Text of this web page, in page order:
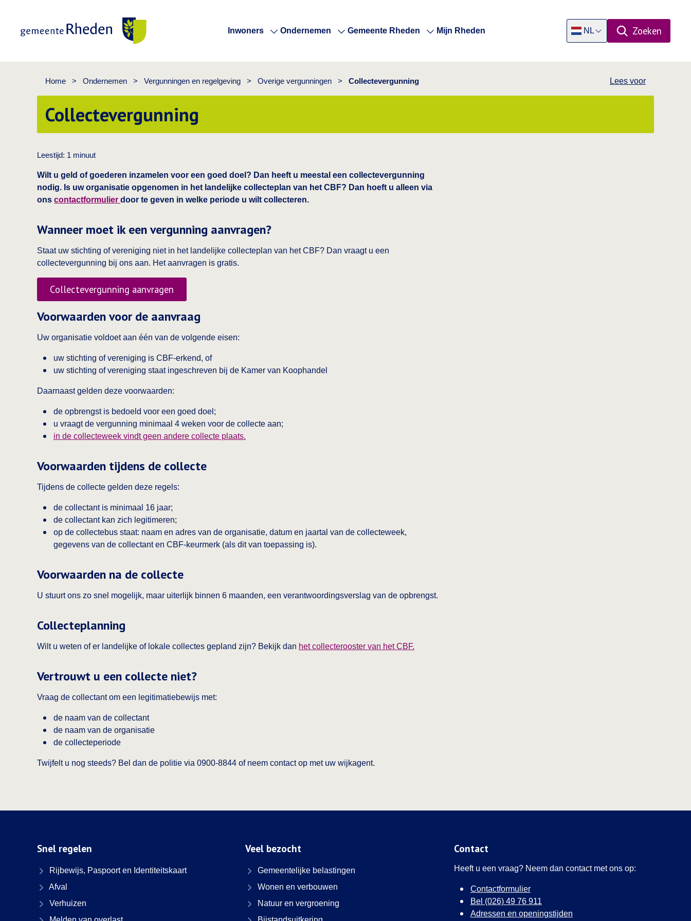
Inwoners Ondernemen Gemeente Rheden Mijn Rheden
NL
Zoeken
Open
Home > Ondernemen > Vergunningen en regelgeving > Overige vergunningen > Collectevergunning Lees voor
Collectevergunning
Leestijd: 1 minuut
Wilt u geld of goederen inzamelen voor een goed doel? Dan heeft u meestal een collectevergunning
nodig. Is uw organisatie opgenomen in het landelijke collecteplan van het CBF? Dan hoeft u alleen via
ons contactformulier door te geven in welke periode u wilt collecteren.
Wanneer moet ik een vergunning aanvragen?
Staat uw stichting of vereniging niet in het landelijke collecteplan van het CBF? Dan vraagt u een
collectevergunning bij ons aan. Het aanvragen is gratis.
Collectevergunning aanvragen
Voorwaarden voor de aanvraag
Uw organisatie voldoet aan één van de volgende eisen:
uw stichting of vereniging is CBF‑erkend, of
uw stichting of vereniging staat ingeschreven bij de Kamer van Koophandel
Daarnaast gelden deze voorwaarden:
de opbrengst is bedoeld voor een goed doel;
u vraagt de vergunning minimaal 4 weken voor de collecte aan;
in de collecteweek vindt geen andere collecte plaats.
Voorwaarden tijdens de collecte
Tijdens de collecte gelden deze regels:
de collectant is minimaal 16 jaar;
de collectant kan zich legitimeren;
op de collectebus staat: naam en adres van de organisatie, datum en jaartal van de collecteweek,
gegevens van de collectant en CBF‑keurmerk (als dit van toepassing is).
Voorwaarden na de collecte
U stuurt ons zo snel mogelijk, maar uiterlijk binnen 6 maanden, een verantwoordingsverslag van de opbrengst.
Collecteplanning
Wilt u weten of er landelijke of lokale collectes gepland zijn? Bekijk dan het collecterooster van het CBF.
Vertrouwt u een collecte niet?
Vraag de collectant om een legitimatiebewijs met:
de naam van de collectant
de naam van de organisatie
de collecteperiode
Twijfelt u nog steeds? Bel dan de politie via 0900‑8844 of neem contact op met uw wijkagent.
Snel regelen
Rijbewijs, Paspoort en Identiteitskaart
Afval
Verhuizen
Veel bezocht
Gemeentelijke belastingen
Wonen en verbouwen
Natuur en vergroening
Contact
Heeft u een vraag? Neem dan contact met ons op:
Contactformulier
Bel (026) 49 76 911
Adressen en openingstijden